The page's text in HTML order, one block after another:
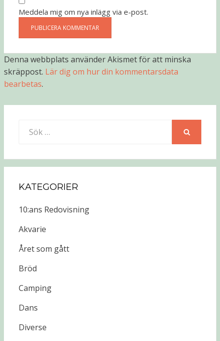
Meddela mig om nya inlägg via e-post.
Denna webbplats använder Akismet för att minska
skräppost. Lär dig om hur din kommentarsdata
bearbetas.
efter:
KATEGORIER
10:ans Redovisning
Akvarie
Året som gått
Bröd
Camping
Dans
Diverse